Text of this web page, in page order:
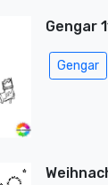
Gengar
Gengar